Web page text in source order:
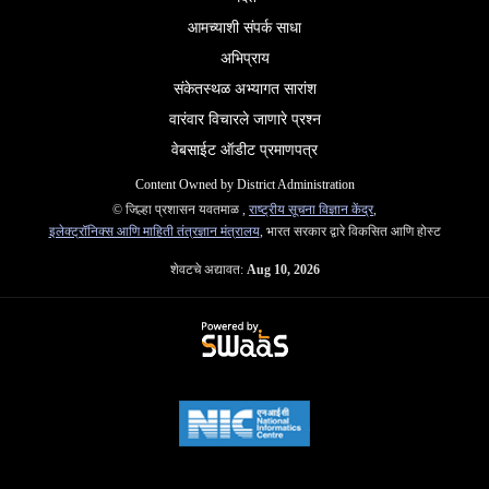
आमच्याशी संपर्क साधा
अभिप्राय
संकेतस्थळ अभ्यागत सारांश
वारंवार विचारले जाणारे प्रश्न
वेबसाईट ऑडीट प्रमाणपत्र
Content Owned by District Administration
© जिल्हा प्रशासन यवतमाळ , राष्ट्रीय सूचना विज्ञान केंद्र,
इलेक्ट्रॉनिक्स आणि माहिती तंत्रज्ञान मंत्रालय, भारत सरकार द्वारे विकसित आणि होस्ट
शेवटचे अद्यावत: Aug 10, 2026